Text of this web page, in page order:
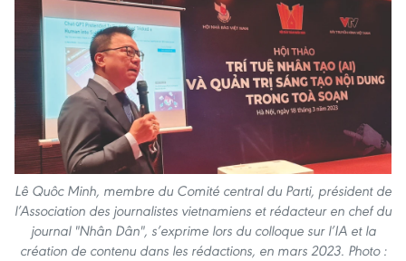
Lê Quôc Minh, membre du Comité central du Parti, président de
l’Association des journalistes vietnamiens et rédacteur en chef du
journal "Nhân Dân", s’exprime lors du colloque sur l’IA et la
création de contenu dans les rédactions, en mars 2023. Photo :